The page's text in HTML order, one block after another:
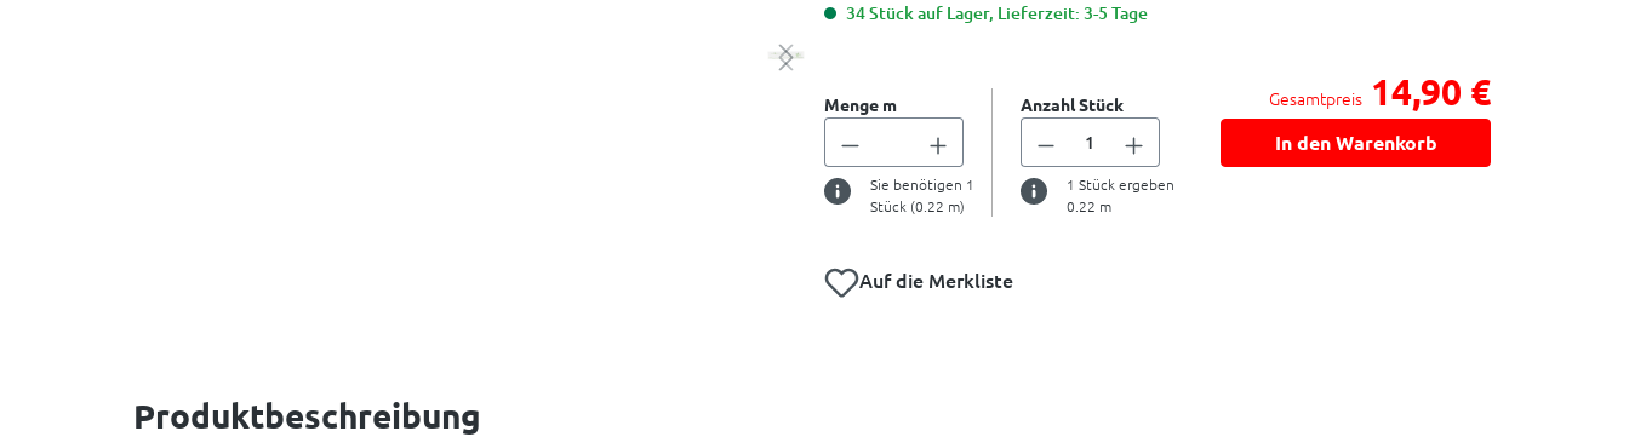
34 Stück auf Lager, Lieferzeit: 3-5 Tage
Menge m
Sie benötigen 1
Stück (0.22 m)
Anzahl Stück
1 Stück ergeben
0.22 m
Gesamtpreis 14,90 €
In den Warenkorb
Auf die Merkliste
Produktbeschreibung